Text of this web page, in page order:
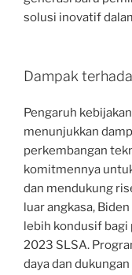
solusi inovatif
Dampak
Pengaruh
menunjukkan
perkembangan
komitmennya
dan mendukung
luar angkasa,
lebih kondusif
2023 SLSA.
daya dan